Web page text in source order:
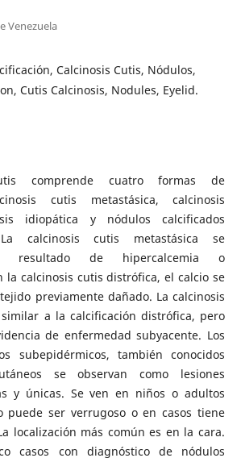
Venezuela
Calcinosis Cutis, Nódulos,
Cutis Calcinosis, Nodules, Eyelid.
comprende cuatro formas de
cutis metastásica, calcinosis
idiopática y nódulos calcificados
La calcinosis cutis metastásica se
resultado de hipercalcemia o
la calcinosis cutis distrófica, el calcio se
previamente dañado. La calcinosis
a la calcificación distrófica, pero
de enfermedad subyacente. Los
subepidérmicos, también conocidos
se observan como lesiones
y únicas. Se ven en niños o adultos
puede ser verrugoso o en casos tiene
localización más común es en la cara.
casos con diagnóstico de nódulos